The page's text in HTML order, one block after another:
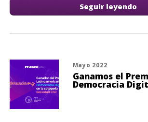
Seguir leyendo
Mayo 2022
Ganamos el
Democracia